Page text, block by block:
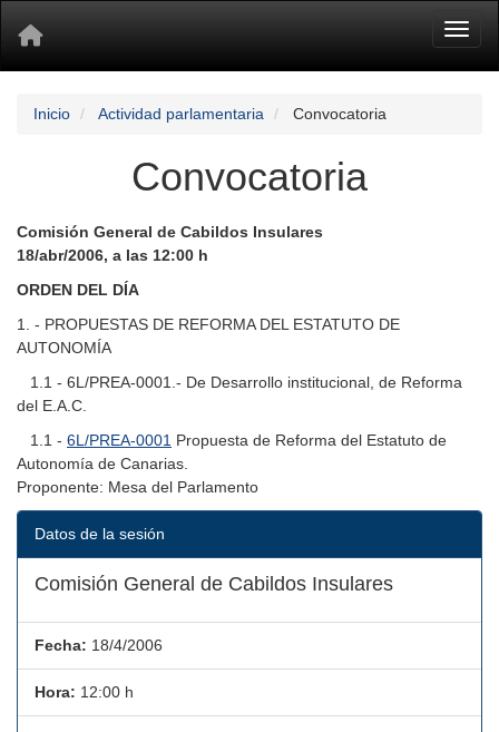
Inicio Actividad parlamentaria Convocatoria
Convocatoria
Comisión General de Cabildos Insulares
18/abr/2006, a las 12:00 h
ORDEN DEL DÍA
1. - PROPUESTAS DE REFORMA DEL ESTATUTO DE
AUTONOMÍA
1.1 - 6L/PREA-0001.- De Desarrollo institucional, de Reforma
del E.A.C.
1.1 - 6L/PREA-0001 Propuesta de Reforma del Estatuto de
Autonomía de Canarias.
Proponente: Mesa del Parlamento
Datos de la sesión
Comisión General de Cabildos Insulares
Fecha: 18/4/2006
Hora: 12:00 h